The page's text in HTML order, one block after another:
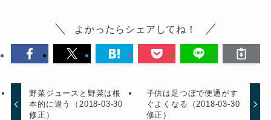
よかったらシェアしてね！
野菜ジュースと野菜は根
本的に違う（2018-03-30
修正）
子供は足つぼで便通がす
ぐよくなる（2018-03-30
修正）